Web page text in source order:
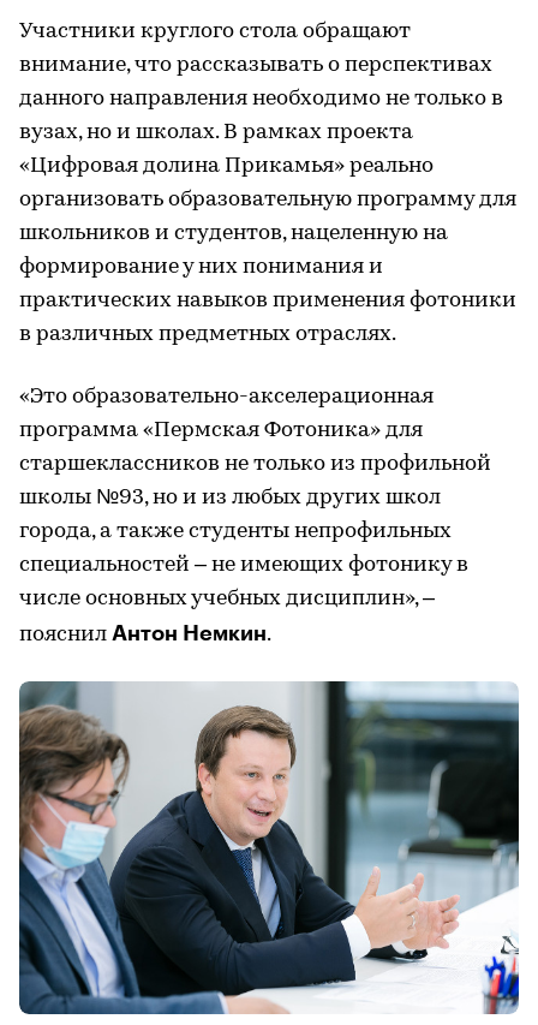
Участники круглого стола обращают
внимание, что рассказывать о перспективах
данного направления необходимо не только в
вузах, но и школах. В рамках проекта
«Цифровая долина Прикамья» реально
организовать образовательную программу для
школьников и студентов, нацеленную на
формирование у них понимания и
практических навыков применения фотоники
в различных предметных отраслях.
«Это образовательно-акселерационная
программа «Пермская Фотоника» для
старшеклассников не только из профильной
школы №93, но и из любых других школ
города, а также студенты непрофильных
специальностей – не имеющих фотонику в
числе основных учебных дисциплин», –
пояснил Антон Немкин.